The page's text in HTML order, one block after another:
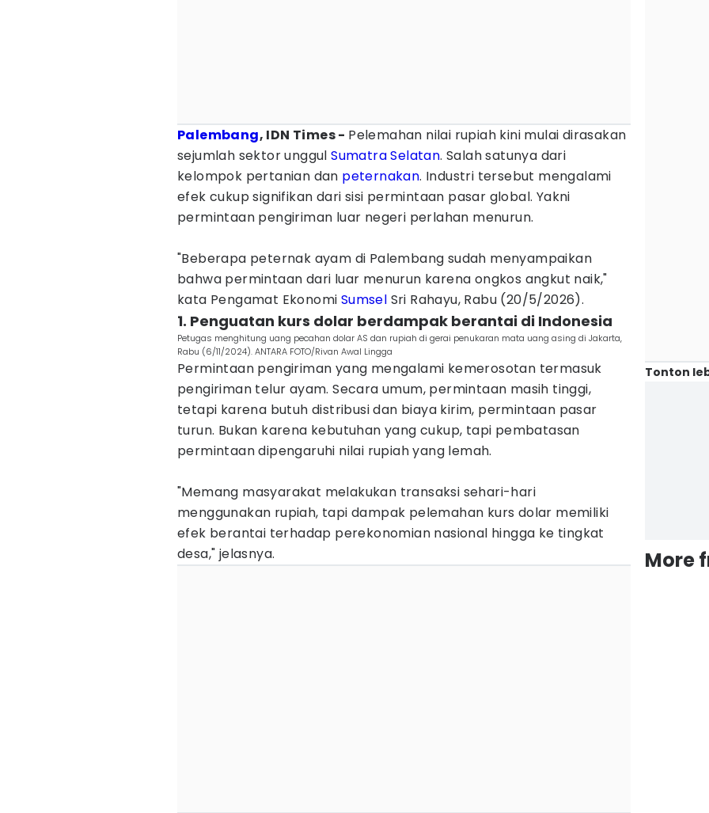
Palembang, IDN Times - Pelemahan nilai rupiah kini mulai dirasakan
sejumlah sektor unggulSumatra Selatan. Salah satunya dari
kelompok pertanian dan peternakan. Industri tersebut mengalami
efek cukup signifikan dari sisi permintaan pasar global. Yakni
permintaan pengiriman luar negeri perlahan menurun.
"Beberapa peternak ayam di Palembang sudah menyampaikan
bahwa permintaan dari luar menurun karena ongkos angkut naik,"
kata Pengamat Ekonomi Sumsel Sri Rahayu, Rabu (20/5/2026).
1. Penguatan kurs dolar berdampak berantai di Indonesia
Petugas menghitung uang pecahan dolar AS dan rupiah di gerai penukaran mata uang asing di Jakarta,
Rabu (6/11/2024). ANTARA FOTO/Rivan Awal Lingga
Permintaan pengiriman yang mengalami kemerosotan termasuk
pengiriman telur ayam. Secara umum, permintaan masih tinggi,
tetapi karena butuh distribusi dan biaya kirim, permintaan pasar
turun. Bukan karena kebutuhan yang cukup, tapi pembatasan
permintaan dipengaruhi nilai rupiah yang lemah.
"Memang masyarakat melakukan transaksi sehari-hari
menggunakan rupiah, tapi dampak pelemahan kurs dolar memiliki
efek berantai terhadap perekonomian nasional hingga ke tingkat
desa," jelasnya.
Tonton
More